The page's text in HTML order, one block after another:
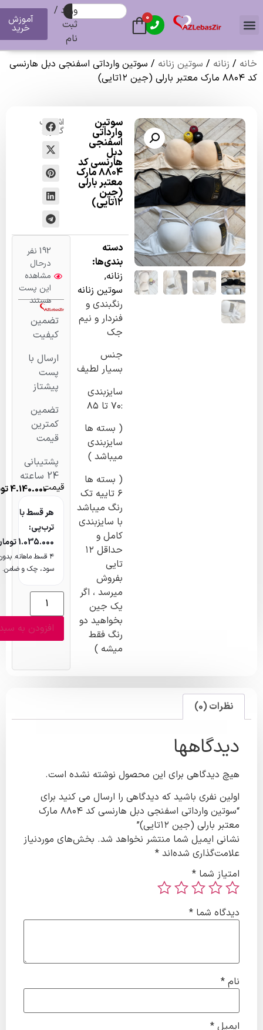
0 آموزش
خرید
زنانه/ سوتین زنانه/ سوتین وارداتی اسفنجی دبل هارنسی
سوتین
وارداتی
اسفنجی
دبل
هارنسی کد
۸۸۰۴ مارک
معتبر بارلی
(جین
۱۲تایی)
اشتراک
گذاری:
دسته
بندی‌ها:
زنانه,
سوتین زنانه
رنگبندی و
فنردار و نیم
بسیار لطیف
سایزبندی
( بسته ها
سایزبندی
میباشد )
( بسته ها
۶ تاییه تک
رنگ میباشد
با سایزبندی
حداقل ۱۲
میرسد ، اگر
یک جین
بخواهید دو
رنگ فقط
مشاهده
این پست
هستند
تضمین
پست
پیشتاز
تضمین
کمترین
قیمت
پشتیبانی
24 ساعته
قیمت 4.140.000تومان
هر قسط با
ترب‌پی:
1.035.000تومان
۴ قسط ماهانه. بدون
سود، چک و ضامن.
افزودن به سبد خرید
دیدگاهی برای این محصول نوشته نشده است.
نفری باشید که دیدگاهی را ارسال می کنید برای
“سوتین وارداتی اسفنجی دبل هارنسی کد ۸۸۰۴ مارک
بارلی (جین ۱۲تایی)”
ایمیل شما منتشر نخواهد شد. بخش‌های موردنیاز
شده‌اند *
شما*
شما*